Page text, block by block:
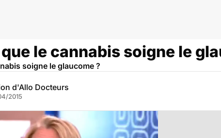
le cannabis soigne le
soigne le glaucome ?
d'Allo Docteurs
2015